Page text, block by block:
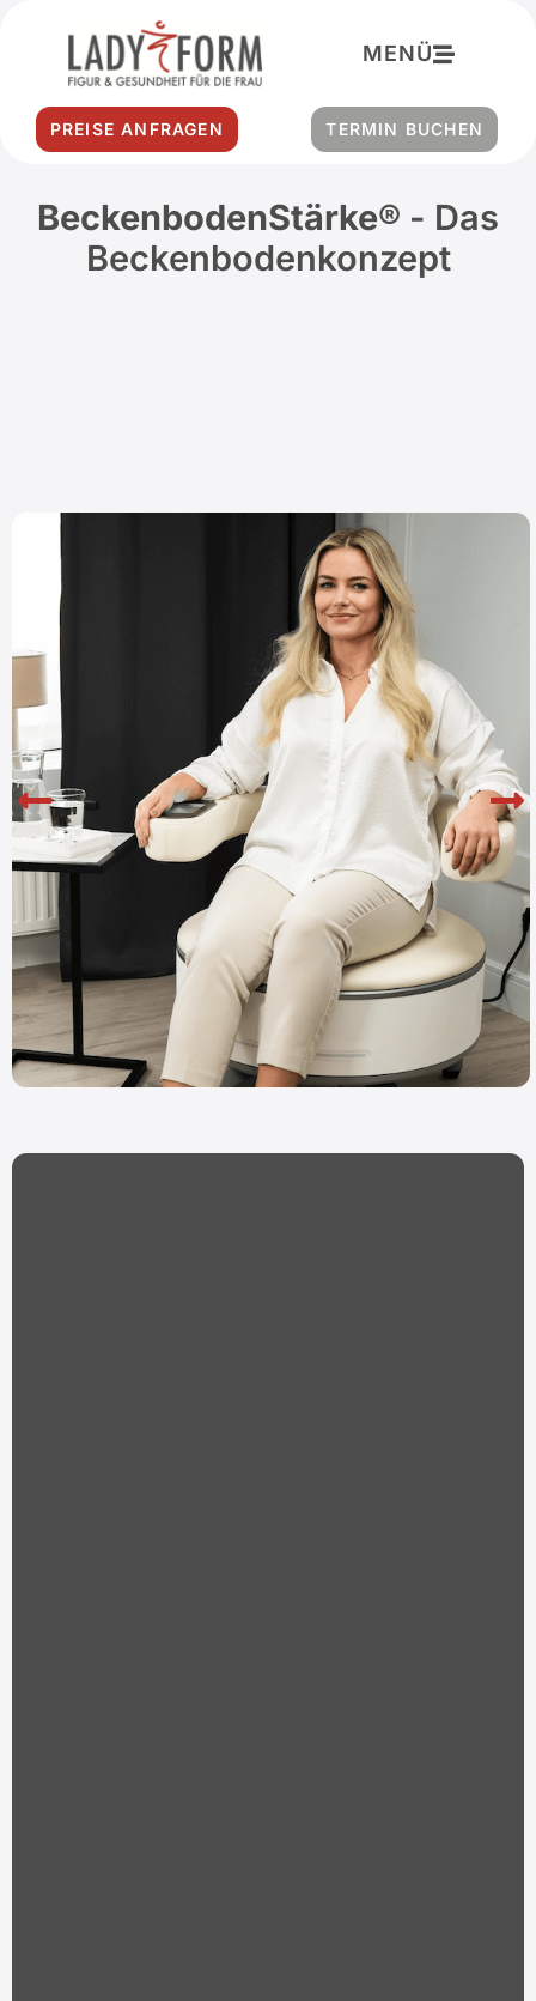
springen
MENÜ
PREISE ANFRAGEN TERMIN BUCHEN
BeckenbodenStärke® - Das
Beckenbodenkonzept